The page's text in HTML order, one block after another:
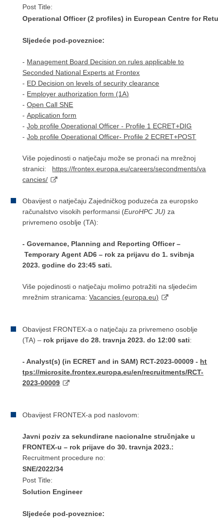
Post Title:
Operational Officer (2 profiles) in European Centre for
Sljedeće pod-poveznice:
- Management Board Decision on rules applicable to
Seconded National Experts at Frontex
- ED Decision on levels of security clearance
- Employer authorization form (1A)
-Open Call SNE
-Application form
-Job profile Operational Officer - Profile 1 ECRET+DIG
-Job profile Operational Officer- Profile 2 ECRET+POST
Više pojedinosti o natječaju može se pronaći na mrežnoj
stranici: https://frontex.europa.eu/careers/secondments/va
cancies/
Obavijest o natječaju Zajedničkog poduzeća za europsko
računalstvo visokih performansi (EuroHPC JU) za
privremeno osoblje (TA):
- Governance, Planning and Reporting Officer–
Temporary AgentAD6 – rok za prijavu do 1. svibnja
2023. godine do 23:45 sati.
Više pojedinosti o natječaju molimo potražiti na sljedećim
mrežnim stranicama:Vacancies (europa.eu)
Obavijest FRONTEX-a o natječaju za privremeno osoblje
(TA) – rok prijave do 28. travnja 2023. do 12:00 sati:
- Analyst(s) (in ECRET and in SAM) RCT-2023-00009 - ht
tps://microsite.frontex.europa.eu/en/recruitments/RCT-
2023-00009
Obavijest FRONTEX-a pod naslovom:
Javni poziv za sekundirane nacionalne stručnjake u
FRONTEX-u – rok prijave do 30. travnja 2023.:
Recruitment procedure no:
SNE/2022/34
Post Title:
Solution Engineer
Sljedeće pod-poveznice: